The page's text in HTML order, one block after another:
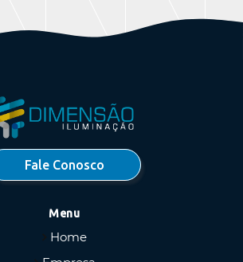
Fale Conosco
Menu
Home